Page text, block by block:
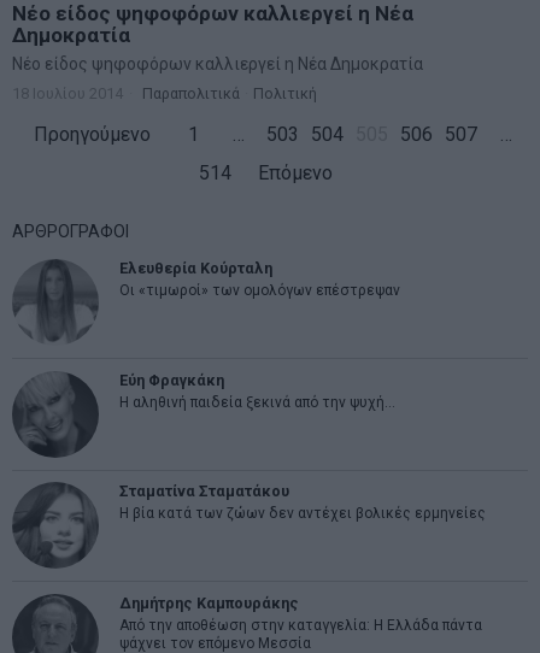
Νέο είδος ψηφοφόρων καλλιεργεί η Νέα
Δημοκρατία
Νέο είδος ψηφοφόρων καλλιεργεί η Νέα Δημοκρατία
18 Ιουλίου 2014 Παραπολιτικά Πολιτική
Προηγούμενο 1 … 503 504 506 507
…
514
Επόμενο
ΑΡΘΡΟΓΡΑΦΟΙ
Ελευθερία Κούρταλη
Οι «τιμωροί» των ομολόγων επέστρεψαν
Εύη Φραγκάκη
Η αληθινή παιδεία ξεκινά από την ψυχή…
Σταματίνα Σταματάκου
Η βία κατά των ζώων δεν αντέχει βολικές ερμηνείες
Δημήτρης Καμπουράκης
Από την αποθέωση στην καταγγελία: Η Ελλάδα πάντα
ψάχνει τον επόμενο Μεσσία